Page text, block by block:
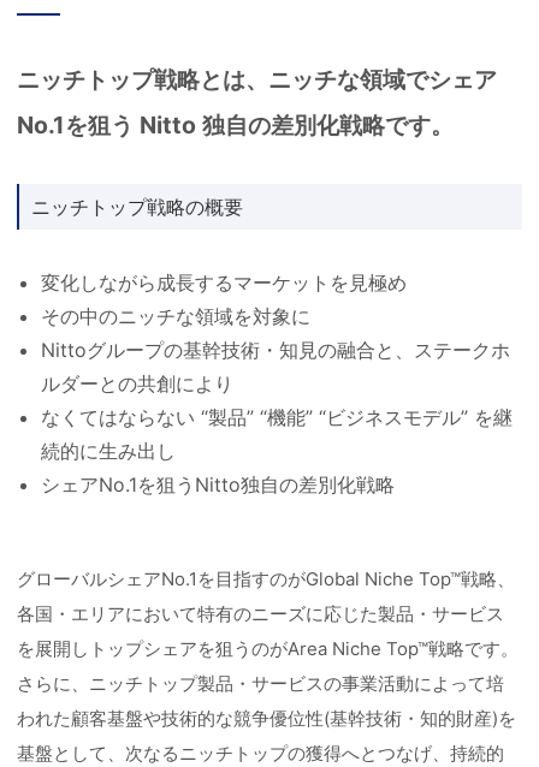
ニッチトップ戦略とは、ニッチな領域でシェア
No.1を狙う Nitto 独自の差別化戦略です。
ニッチトップ戦略の概要
変化しながら成長するマーケットを見極め
その中のニッチな領域を対象に
Nittoグループの基幹技術・知見の融合と、ステークホ
ルダーとの共創により
なくてはならない “製品” “機能” “ビジネスモデル” を継
続的に生み出し
シェアNo.1を狙うNitto独自の差別化戦略
グローバルシェアNo.1を目指すのがGlobal Niche Top™戦略、
各国・エリアにおいて特有のニーズに応じた製品・サービス
を展開しトップシェアを狙うのがArea Niche Top™戦略です。
さらに、ニッチトップ製品・サービスの事業活動によって培
われた顧客基盤や技術的な競争優位性(基幹技術・知的財産)を
基盤として、次なるニッチトップの獲得へとつなげ、持続的